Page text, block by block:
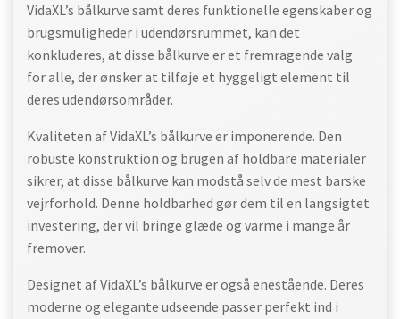
VidaXL’s bålkurve samt deres funktionelle egenskaber og
brugsmuligheder i udendørsrummet, kan det
konkluderes, at disse bålkurve er et fremragende valg
for alle, der ønsker at tilføje et hyggeligt element til
deres udendørsområder.
Kvaliteten af VidaXL’s bålkurve er imponerende. Den
robuste konstruktion og brugen af holdbare materialer
sikrer, at disse bålkurve kan modstå selv de mest barske
vejrforhold. Denne holdbarhed gør dem til en langsigtet
investering, der vil bringe glæde og varme i mange år
fremover.
Designet af VidaXL’s bålkurve er også enestående. Deres
moderne og elegante udseende passer perfekt ind i